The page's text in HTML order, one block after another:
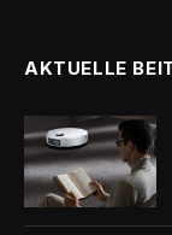
AKTUELLE